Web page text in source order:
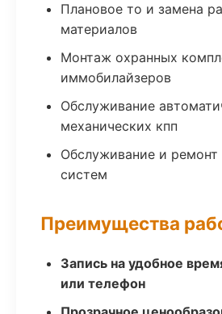
Плановое то и замена
материалов
Монтаж охранных
иммобилайзеров
Обслуживание
механических кпп
Обслуживание и
систем
Преимущества
Запись на удобное
или телефон